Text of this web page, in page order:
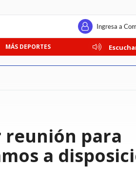
Ingresa a
MÁS DEPORTES
reunión para
a